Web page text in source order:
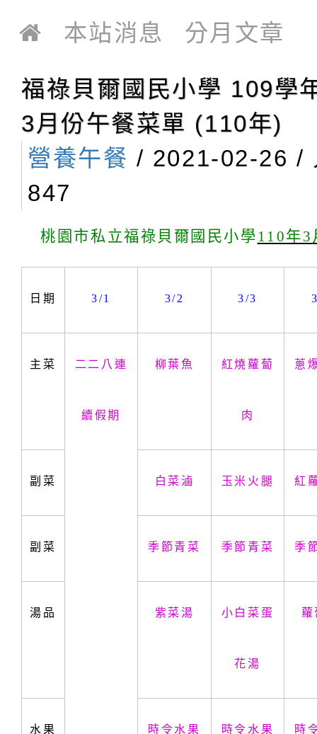
立福祿貝爾雙語
園最優質雙語小
本站消息
分月文章
福祿貝爾國民小學 109學
3月份午餐菜單 (110年)
營養午餐 / 2021-02-26 /
847
桃園市私立福祿貝爾國民小學 110年3
日期 3/1 3/2 3/3
主菜 二二八連
續假期
柳葉魚 紅燒蘿蔔
肉
蔥
副菜 白菜滷 玉米火腿 紅
副菜 季節青菜 季節青菜 季
湯品 紫菜湯 小白菜蛋
花湯
蘿
水果 時令水果 時令水果 時